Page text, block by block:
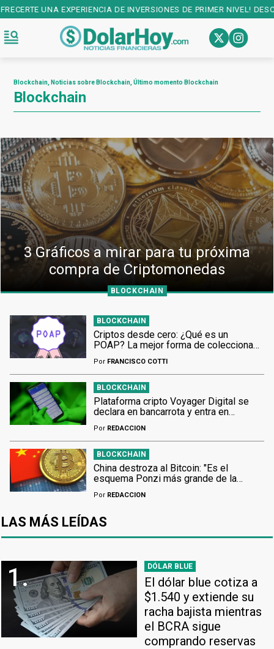
DE INVERSIONES DE PRIMER NIVEL! DESCARGALA EN: PLAY
Blockchain, Noticias sobre Blockchain, Último momento Blockchain
Blockchain
BLOCKCHAIN
3 Gráficos a mirar para tu próxima
compra de Criptomonedas
BLOCKCHAIN
Criptos desde cero: ¿Qué es un
POAP? La mejor forma de coleccionar
PorFRANCISCO COTTI
BLOCKCHAIN
Plataforma cripto Voyager Digital se
declara en bancarrota y entra en
PorREDACCION
BLOCKCHAIN
China destroza al Bitcoin: "Es el
esquema Ponzi más grande de la
PorREDACCION
LAS MÁS LEÍDAS
1. DÓLAR BLUE
El dólar blue cotiza a
$1.540 y extiende su
racha bajista mientras
el BCRA sigue
comprando reservas